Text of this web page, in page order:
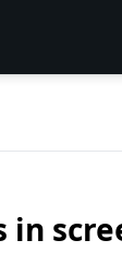
in